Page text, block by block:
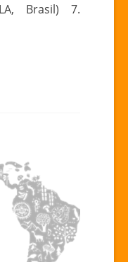
Brasil) 7.